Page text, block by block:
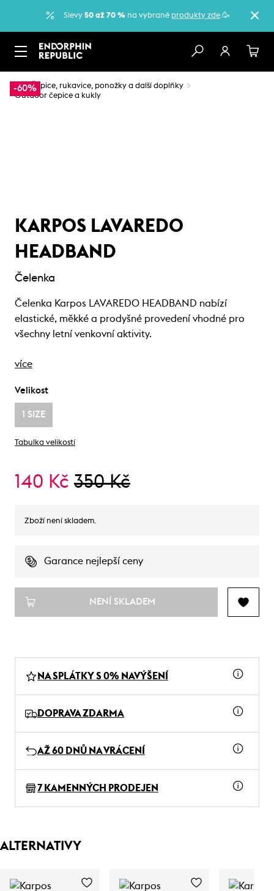
Slevy 50 až 70 % na vybrané produkty zde.🥳
-60%
…
Čepice, rukavice, ponožky a další doplňky
Outdoor čepice a kukly
KARPOS LAVAREDO
HEADBAND
Čelenka
Čelenka Karpos LAVAREDO HEADBAND nabízí
elastické, měkké a prodyšné provedení vhodné pro
všechny letní venkovní aktivity.
více
Velikost
1 SIZE
Tabulka velikostí
140 Kč 350 Kč
Zboží není skladem.
Garance nejlepší ceny
NENÍ SKLADEM
NA SPLÁTKY S 0% NAVÝŠENÍ
DOPRAVA ZDARMA
AŽ 60 DNŮ NA VRÁCENÍ
7 KAMENNÝCH PRODEJEN
ALTERNATIVY